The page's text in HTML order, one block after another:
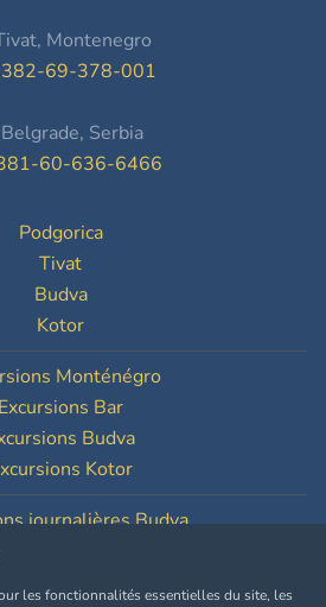
Montenegro
69-378-001
Serbia
60-636-6466
Podgorica
Tivat
Budva
Kotor
Monténégro
Excursions Bar
Budva
Kotor
journalières Budva
journalières Kotor
les fonctionnalités essentielles du site, les